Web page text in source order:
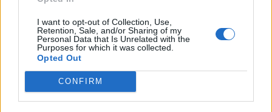
I want to opt-out of Collection, Use,
Retention, Sale, and/or Sharing of my
Personal Data that Is Unrelated with the
Purposes for which it was collected.
Opted Out
CONFIRM
FOTÓ: TUCHILUȘ ALEX